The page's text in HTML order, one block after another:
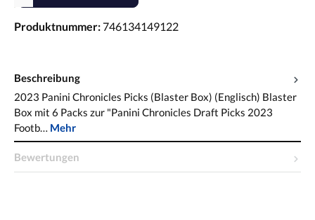
Produktnummer: 746134149122
Beschreibung
2023 Panini Chronicles Picks (Blaster Box) (Englisch) Blaster
Box mit 6 Packs zur "Panini Chronicles Draft Picks 2023
Footb… Mehr
Bewertungen